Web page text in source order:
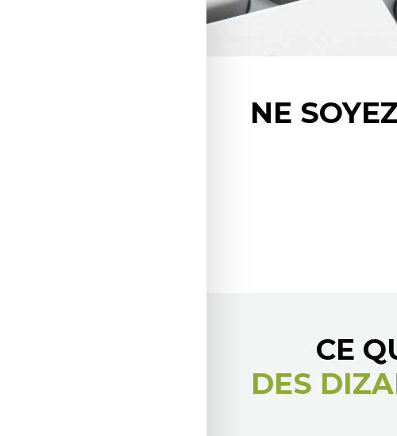
NE
CE
DES